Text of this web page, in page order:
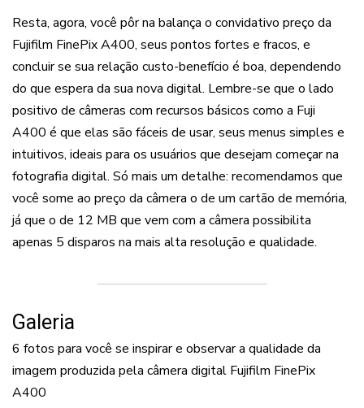
Resta, agora, você pôr na balança o convidativo preço da
Fujifilm FinePix A400, seus pontos fortes e fracos, e
concluir se sua relação custo-benefício é boa, dependendo
do que espera da sua nova digital. Lembre-se que o lado
positivo de câmeras com recursos básicos como a Fuji
A400 é que elas são fáceis de usar, seus menus simples e
intuitivos, ideais para os usuários que desejam começar na
fotografia digital. Só mais um detalhe: recomendamos que
você some ao preço da câmera o de um cartão de memória,
já que o de 12 MB que vem com a câmera possibilita
apenas 5 disparos na mais alta resolução e qualidade.
Galeria
6 fotos para você se inspirar e observar a qualidade da
imagem produzida pela câmera digital Fujifilm FinePix
A400